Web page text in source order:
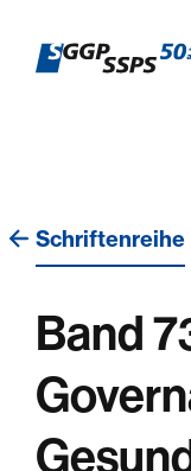
Schriftenreihe
Band